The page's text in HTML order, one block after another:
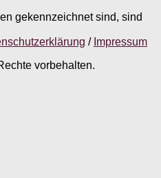
gekennzeichnet sind, sind
/ Impressum
vorbehalten.